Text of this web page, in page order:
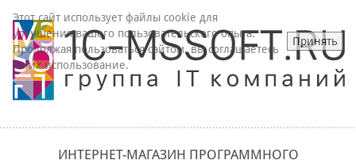
ИНТЕРНЕТ-МАГАЗИН ПРОГРАММНОГО
Этот сайт использует файлы cookie для
улучшения вашего пользовательского опыта.
Продолжая пользоваться сайтом, вы соглашаетесь
на их использование.
Принять